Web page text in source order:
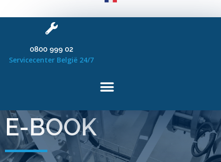
0800 999 02
Servicecenter België 24/7
E-BOOK